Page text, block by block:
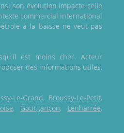
son évolution impacte celle
commercial international
à la baisse ne veut pas
est moins cher. Acteur
des informations utiles,
Le-Grand, Broussy-Le-Petit,
, Gourgançon, Lenharrée,